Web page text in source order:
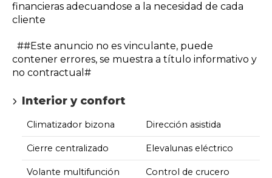
financieras adecuandose a la necesidad de cada
cliente
##Este anuncio no es vinculante, puede
contener errores, se muestra a título informativo y
no contractual#
Interior y confort
Climatizador bizona Dirección asistida
Cierre centralizado Elevalunas eléctrico
Volante multifunción Control de crucero